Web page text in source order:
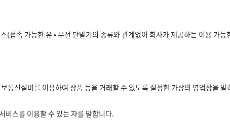
속 가능한 유 • 무선 단말기의 종류와 관계없이 회사가 제공하는 이용 가능
신설비를 이용하여 상품 등을 거래할 수 있도록 설정한 가상의 영업장을 말
비스를 이용할 수 있는 자를 말합니다.